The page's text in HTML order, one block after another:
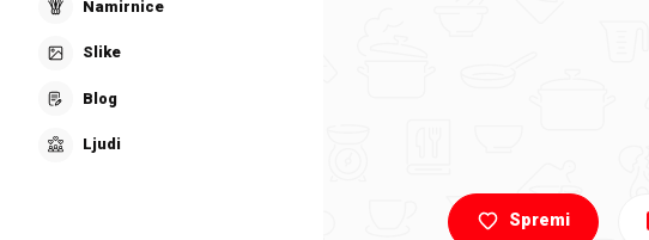
Namirnice
Slike
Blog
Ljudi
Spremi